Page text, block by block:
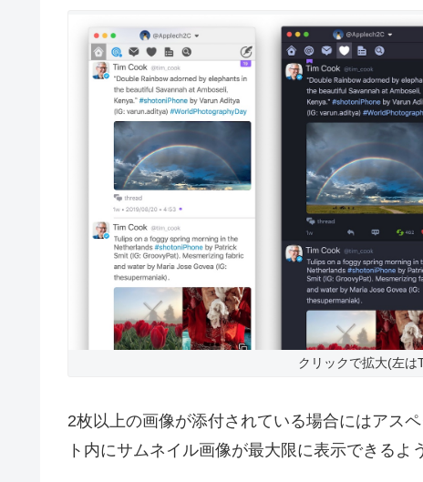
クリックで拡大(左
2枚以上の画像が添付されている場合にはアス
ト内にサムネイル画像が最大限に表示できるよ